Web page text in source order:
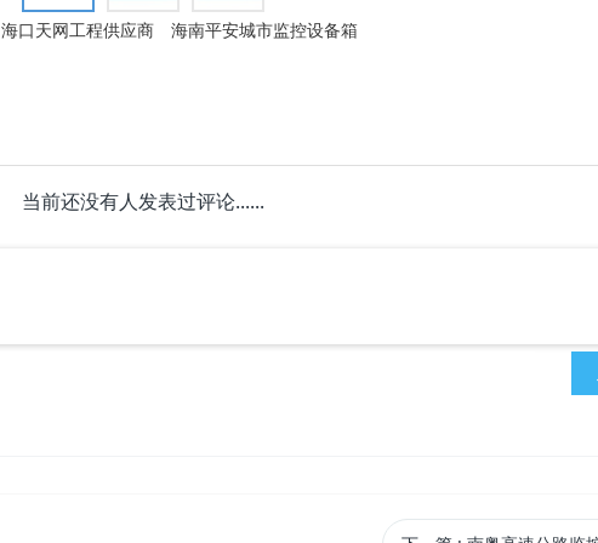
海口天网工程供应商 海南平安城市监控设备箱
当前还没有人发表过评论......